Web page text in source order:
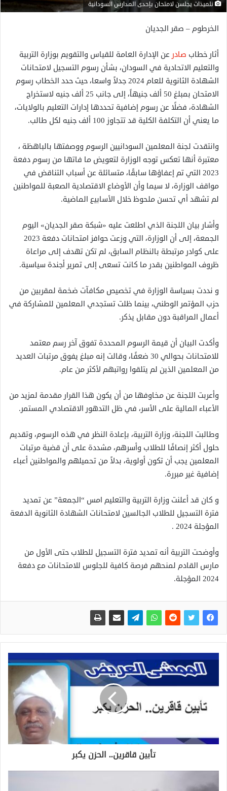
نلميذات يجلسن لامتحان بإحدى المدارس السودانية
الخرطوم – صقر الجديان
أثار خطاب صادر عن الإدارة العامة للقياس والتقويم بوزارة التربية
والتعليم الاتحادية في السودان، بشأن رسوم التسجيل لامتحانات
الشهادة الثانوية للعام 2024 جدلاً واسعا، حيث حدد الخطاب رسوم
الامتحان بمبلغ 50 ألف جنيهاً، إلى جانب 25 ألف جنيه لاستخراج
الشهادة، فضلًا عن رسوم إضافية تحددها إدارات التعليم بالولايات،
ما يعني أن التكلفة الكلية قد تتجاوز 100 ألف جنيه لكل طالب.
وانتقدت لجنة المعلمين السودانيين الرسوم ووصفتها بالباهظة ،
معتبرة أنها تعكس توجه الوزارة لتعويض ما فاتها من رسوم دفعة
2023 التي تم إعفاؤها سابقًا، متسائلة عن أسباب التناقض في
مواقف الوزارة، لا سيما وأن الأوضاع الاقتصادية الصعبة للمواطنين
لم تشهد أي تحسن ملحوظ خلال الأسابيع الماضية.
وأشار بيان اللجنة الذي اطلعت عليه «شبكة صقر الجديان» اليوم
الجمعة، إلى أن الوزارة، التي وزعت حوافز امتحانات دفعة 2023
على كوادر مرتبطة بالنظام السابق، لم تكن تهدف إلى مراعاة
ظروف المواطنين بقدر ما كانت تسعى إلى تمرير أجندة سياسية.
و نددت بسياسة الوزارة في تخصيص مكافآت ضخمة لمقربين من
حزب المؤتمر الوطني، بينما ظلت تستجدي المعلمين للمشاركة في
أعمال المراقبة دون مقابل يذكر.
وأكدت البيان أن قيمة الرسوم المحددة تفوق آخر رسم معتمد
للامتحانات بحوالي 30 ضعفًا، وقالت إنه مبلغ يفوق مرتبات العديد
من المعلمين الذين لم يتلقوا رواتبهم لأكثر من عام.
وأعربت اللجنة عن مخاوفها من أن يكون هذا القرار مقدمة لمزيد من
الأعباء المالية على الأسر، في ظل التدهور الاقتصادي المستمر.
وطالبت اللجنة، وزارة التربية، بإعادة النظر في هذه الرسوم، وتقديم
حلول أكثر إنصافًا للطلاب وأسرهم، مشددة على أن قضية مرتبات
المعلمين يجب أن تكون أولوية، بدلاً من تحميلهم والمواطنين أعباء
إضافية غير مبررة.
و كان قد أعلنت وزارة التربية والتعليم امس “الجمعة” عن تمديد
فترة التسجيل للطلاب الجالسين لامتحانات الشهادة الثانوية الدفعة
المؤجلة 2024 .
وأوضحت التربية أنه تمديد فترة التسجيل للطلاب حتى الأول من
مارس القادم لمنحهم فرصة كافية للجلوس للامتحانات مع دفعة
2024 المؤجلة.
تأبين قاقرين.. الحزن يكبر